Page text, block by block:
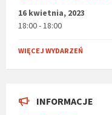
16 kwietnia, 2023
18:00 - 18:00
WIĘCEJ WYDARZEŃ
INFORMACJE